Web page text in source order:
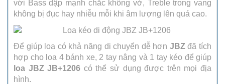
với Bass dập mạnh chắc không vở, Treble trong vang
không bị đục hay nhiễu mỗi khi âm lượng lên quá cao.
Để giúp loa có khả năng di chuyển dễ hơn JBZđã tích
hợp cho loa 4 bánh xe, 2 tay nâng và 1 tay kéo để giúp
loa JBZ JB+1206 có thể sử dụng được trên mọi địa
hình.